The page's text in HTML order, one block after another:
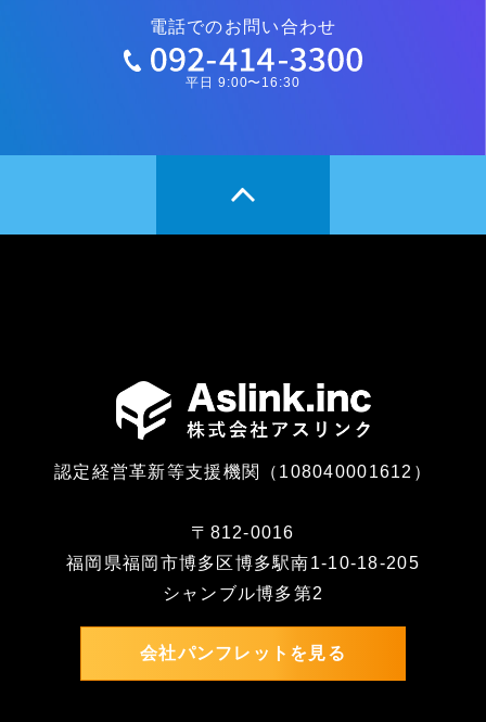
電話でのお問い合わせ
平日 9:00〜16:30
認定経営革新等支援機関（108040001612）
〒812-0016
福岡県福岡市博多区博多駅南1-10-18-205
シャンブル博多第2
会社パンフレットを見る